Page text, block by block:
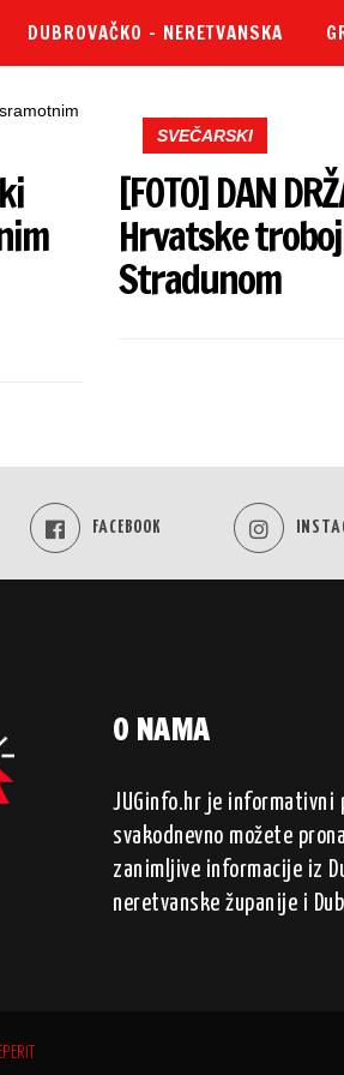
DUBROVAČKO – NERETVANSKA
SVEČARSKI
[FOTO] DAN
Hrvatske
Stradunom
FACEBOOK
O NAMA
JUGinfo.hr je informativni
svakodnevno možete
zanimljive informacije iz
neretvanske županije i